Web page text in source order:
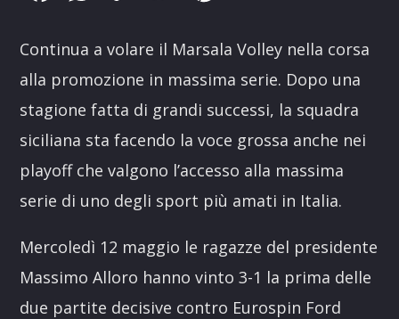
Continua a volare il Marsala Volley nella corsa
alla promozione in massima serie. Dopo una
stagione fatta di grandi successi, la squadra
siciliana sta facendo la voce grossa anche nei
playoff che valgono l’accesso alla massima
serie di uno degli sport più amati in Italia.
Mercoledì 12 maggio le ragazze del presidente
Massimo Alloro hanno vinto 3-1 la prima delle
due partite decisive contro Eurospin Ford